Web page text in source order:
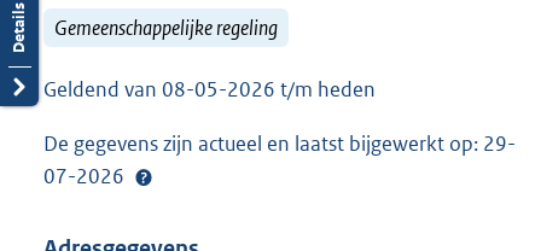
Gemeenschappelijke regeling
Geldend van 08-05-2026 t/m heden
De gegevens zijn actueel en laatst bijgewerkt op: 29-
07-2026